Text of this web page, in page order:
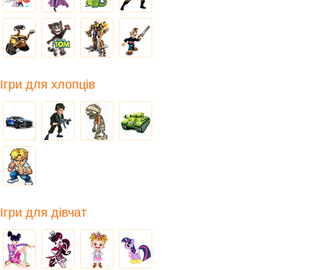
Ігри для хлопців
Ігри для дівчат